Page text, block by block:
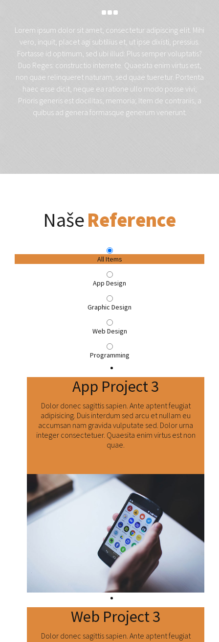
Lorem ipsum dolor sit amet, consectetur adipiscing elit. Mihi
vero, inquit, placet agi subtilius et, ut ipse dixisti, pressius.
Fortasse id optimum, sed ubi illud: Plus semper voluptatis?
Duo Reges: constructio interrete. Quaesita enim virtus est,
non quae relinqueret naturam, sed quae tueretur. Portenta
haec esse dicit, neque ea ratione ullo modo posse vivi;
Prioris generis est docilitas, memoria; Item de contrariis, a
quibus ad genera formasque generum venerunt.
NašeReference
All Items
App Design
Graphic Design
Web Design
Programming
App Project 3
Dolor donec sagittis sapien. Ante aptent feugiat
adipisicing. Duis interdum sed arcu et nullam eu
accumsan nam gravida vulputate sed. Dolor urna
integer consectetuer. Quaesita enim virtus est non
quae.
Web Project 3
Dolor donec sagittis sapien. Ante aptent feugiat